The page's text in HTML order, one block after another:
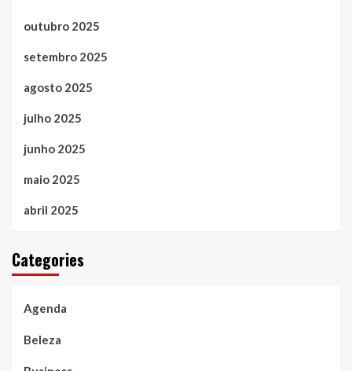
outubro 2025
setembro 2025
agosto 2025
julho 2025
junho 2025
maio 2025
abril 2025
Categories
Agenda
Beleza